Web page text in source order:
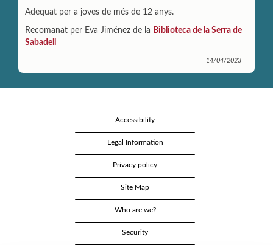
Adequat per a joves de més de 12 anys.
Recomanat per Eva Jiménez de la Biblioteca de la Serra de
Sabadell
14/04/2023
Accessibility
Legal Information
Privacy policy
Site Map
Who are we?
Security